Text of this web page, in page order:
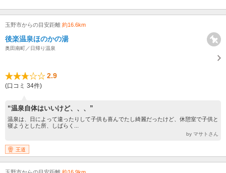
玉野市からの目安距離 約16.6km
後楽温泉ほのかの湯
奥田南町／日帰り温泉
2.9
(口コミ 34件)
“温泉自体はいいけど、、、”
温泉は、日によって違ったりして子供も喜んでたし綺麗だったけど、休憩室で子供と
寝ようとした所、しばらく...
by マサトさん
王道